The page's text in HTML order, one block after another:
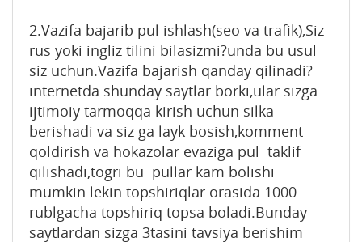
2.Vazifa bajarib pul ishlash(seo va trafik),Siz
rus yoki ingliz tilini bilasizmi?unda bu usul
siz uchun.Vazifa bajarish qanday qilinadi?
internetda shunday saytlar borki,ular sizga
ijtimoiy tarmoqqa kirish uchun silka
berishadi va siz ga layk bosish,komment
qoldirish va hokazolar evaziga pul taklif
qilishadi,togri bu pullar kam bolishi
mumkin lekin topshiriqlar orasida 1000
rublgacha topshiriq topsa boladi.Bunday
saytlardan sizga 3tasini tavsiya berishim